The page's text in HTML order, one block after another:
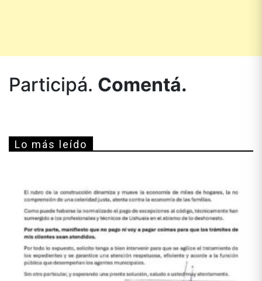
Participá. Comentá.
Lo más leído